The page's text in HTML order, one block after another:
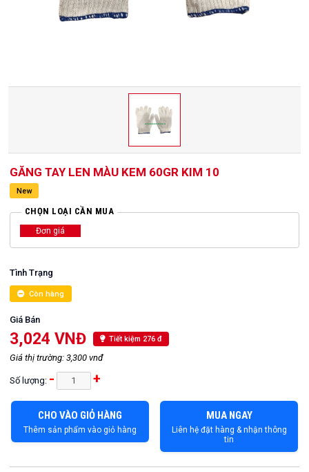
GĂNG TAY LEN MÀU KEM 60GR KIM 10
New
CHỌN LOẠI CẦN MUA
Đơn giá
Tình Trạng
Còn hàng
Giá Bán
3,024 VNĐ Tiết kiệm 276 đ
Giá thị trường: 3,300 vnđ
Số lượng: - +
CHO VÀO GIỎ HÀNG
Thêm sản phẩm vào giỏ hàng
MUA NGAY
Liên hệ đặt hàng & nhận thông
tin